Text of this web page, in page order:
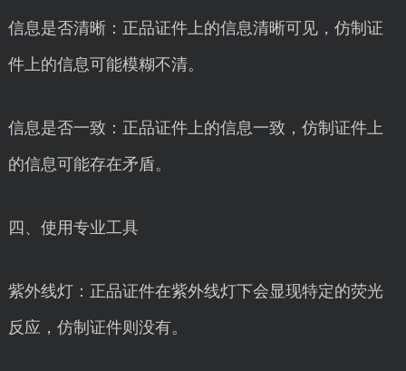
信息是否清晰：正品证件上的信息清晰可见，仿制证
件上的信息可能模糊不清。
信息是否一致：正品证件上的信息一致，仿制证件上
的信息可能存在矛盾。
四、使用专业工具
紫外线灯：正品证件在紫外线灯下会显现特定的荧光
反应，仿制证件则没有。